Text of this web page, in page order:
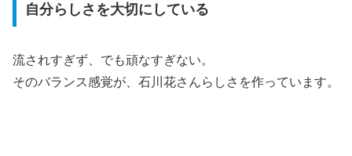
自分らしさを大切にしている
流されすぎず、でも頑なすぎない。
そのバランス感覚が、石川花さんらしさを作っています。